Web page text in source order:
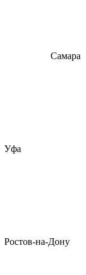
Самара
Уфа
Ростов-на-Дону